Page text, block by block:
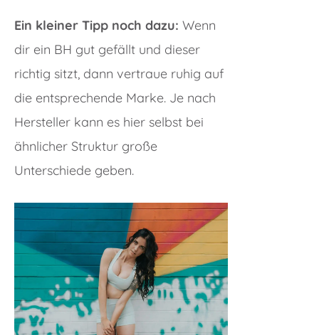
Ein kleiner Tipp noch dazu: Wenn
dir ein BH gut gefällt und dieser
richtig sitzt, dann vertraue ruhig auf
die entsprechende Marke. Je nach
Hersteller kann es hier selbst bei
ähnlicher Struktur große
Unterschiede geben.